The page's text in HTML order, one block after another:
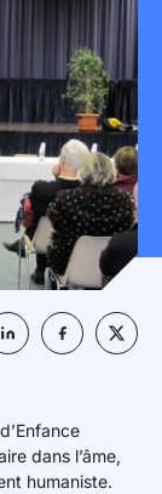
dans l’âme,
humaniste.